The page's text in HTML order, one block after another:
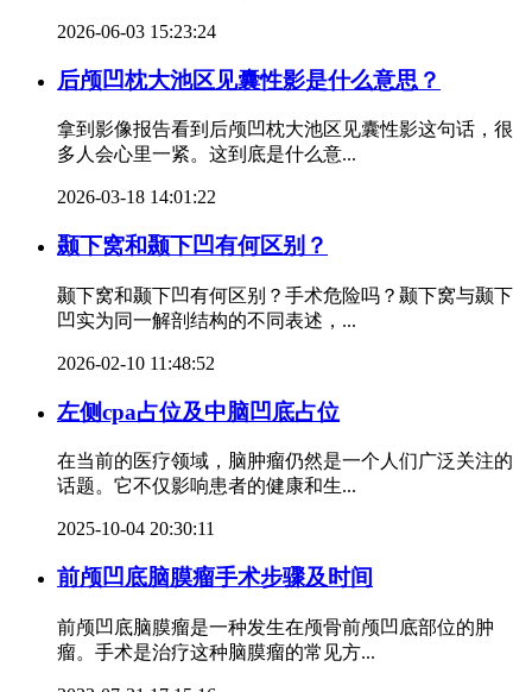
2026-06-03 15:23:24
后颅凹枕大池区见囊性影是什么意思？
拿到影像报告看到后颅凹枕大池区见囊性影这句话，很
多人会心里一紧。这到底是什么意...
2026-03-18 14:01:22
颞下窝和颞下凹有何区别？
颞下窝和颞下凹有何区别？手术危险吗？颞下窝与颞下
凹实为同一解剖结构的不同表述，...
2026-02-10 11:48:52
左侧cpa占位及中脑凹底占位
在当前的医疗领域，脑肿瘤仍然是一个人们广泛关注的
话题。它不仅影响患者的健康和生...
2025-10-04 20:30:11
前颅凹底脑膜瘤手术步骤及时间
前颅凹底脑膜瘤是一种发生在颅骨前颅凹底部位的肿
瘤。手术是治疗这种脑膜瘤的常见方...